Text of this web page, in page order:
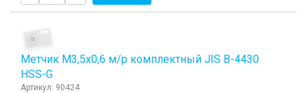
Метчик М3,5x0,6 м/р комплектный JIS B-4430
HSS-G
Артикул: 90424